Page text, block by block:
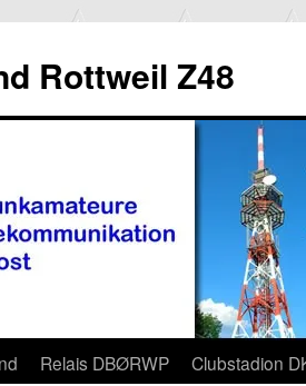
Rottweil Z48
Relais DBØRWP Clubstadion